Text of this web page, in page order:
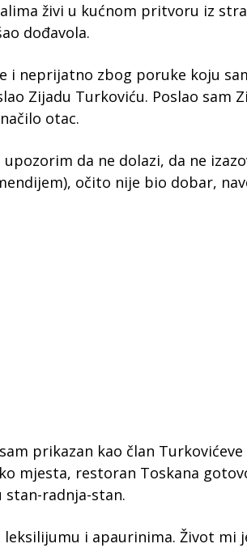
živi u kućnom pritvoru iz
dođavola.
i neprijatno zbog poruke koju
Zijadu Turkoviću. Poslao sam
otac.
upozorim da ne dolazi, da ne
očito nije bio dobar,
prikazan kao član
mjesta, restoran Toskana
stan-radnja-stan.
leksilijumu i apaurinima. Život mi